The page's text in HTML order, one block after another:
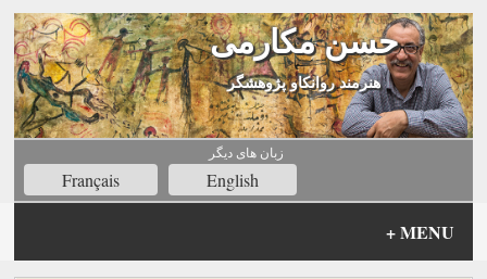
حسن مکارمی
هنرمند روانکاو پژوهشگر
زبان های ديگر
Français English
MENU
+